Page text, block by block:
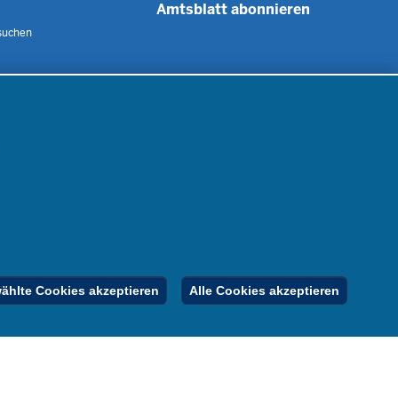
Cookies akzeptieren Alle Cookies akzeptieren
uns
Amtsblatt abonnieren
Inhalt Impressum Datenschutz